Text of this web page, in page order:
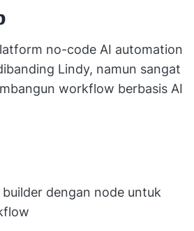
no-code AI automation
Lindy, namun sangat
workflow berbasis AI
dengan node untuk